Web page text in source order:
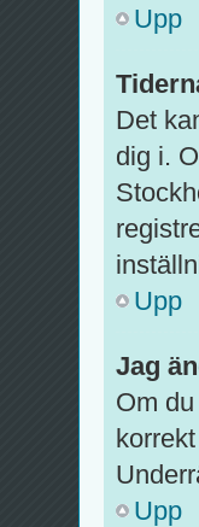
Upp
Det
dig i.
Upp
Jag
Om
Upp